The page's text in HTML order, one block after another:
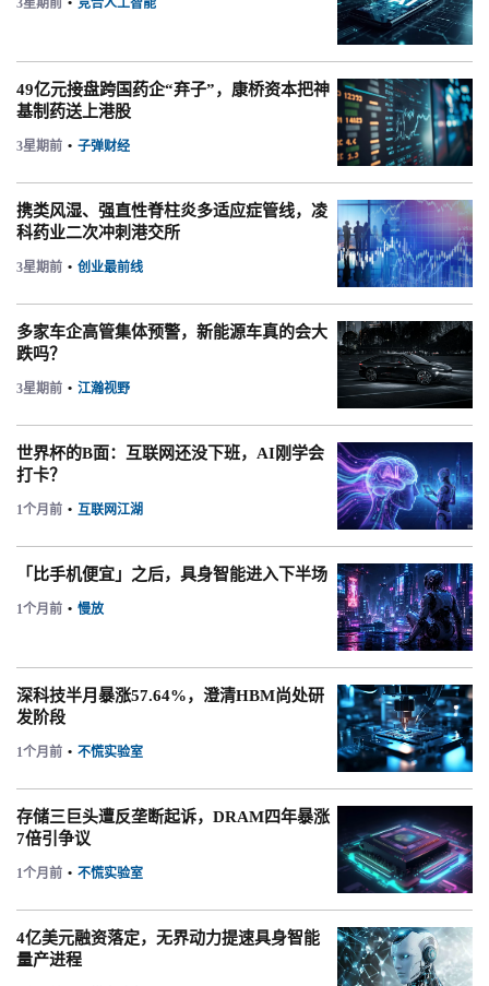
3星期前 • 竞合人工智能
49亿元接盘跨国药企“弃子”，康桥资本把神
基制药送上港股
3星期前 • 子弹财经
携类风湿、强直性脊柱炎多适应症管线，凌
科药业二次冲刺港交所
3星期前 • 创业最前线
多家车企高管集体预警，新能源车真的会大
跌吗？
3星期前 • 江瀚视野
世界杯的B面：互联网还没下班，AI刚学会
打卡？
1个月前 • 互联网江湖
「比手机便宜」之后，具身智能进入下半场
1个月前 • 慢放
深科技半月暴涨57.64%，澄清HBM尚处研
发阶段
1个月前 • 不慌实验室
存储三巨头遭反垄断起诉，DRAM四年暴涨
7倍引争议
1个月前 • 不慌实验室
4亿美元融资落定，无界动力提速具身智能
量产进程